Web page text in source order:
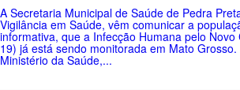
A Secretaria Municipal de Saúde de Pedra
Vigilância em Saúde, vêm comunicar a
informativa, que a Infecção Humana pelo Novo
19) já está sendo monitorada em Mato
Ministério da Saúde,...